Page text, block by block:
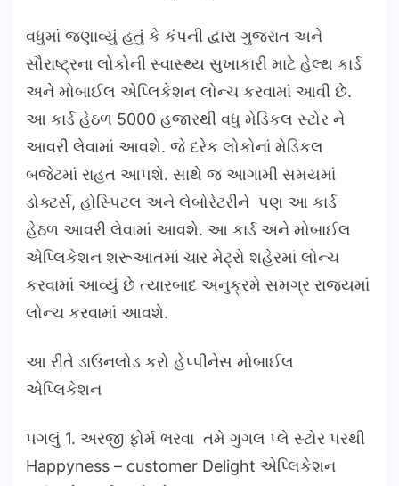
વધુમાં જણાવ્યું હતું કે કંપની દ્વારા ગુજરાત અને
સૌરાષ્ટ્રના લોકોની સ્વાસ્થ્ય સુખાકારી માટે હેલ્થ કાર્ડ
અને મોબાઈલ એપ્લિકેશન લોન્ચ કરવામાં આવી છે.
આ કાર્ડ હેઠળ 5000 હજારથી વધુ મેડિકલ સ્ટોર ને
આવરી લેવામાં આવશે. જે દરેક લોકોનાં મેડિકલ
બજેટમાં રાહત આપશે. સાથે જ આગામી સમયમાં
ડોક્ટર્સ, હોસ્પિટલ અને લેબોરેટરીને પણ આ કાર્ડ
હેઠળ આવરી લેવામાં આવશે. આ કાર્ડ અને મોબાઈલ
એપ્લિકેશન શરૂઆતમાં ચાર મેટ્રો શહેરમાં લોન્ચ
કરવામાં આવ્યું છે ત્યારબાદ અનુક્રમે સમગ્ર રાજ્યમાં
લોન્ચ કરવામાં આવશે.
આ રીતે ડાઉનલોડ કરો હેપ્પીનેસ મોબાઈલ
એપ્લિકેશન
પગલું 1. અરજી ફોર્મ ભરવા તમે ગુગલ પ્લે સ્ટોર પરથી
Happyness – customer Delight એપ્લિકેશન